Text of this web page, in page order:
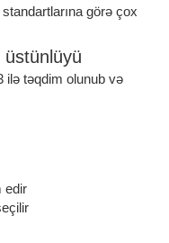
görə çox
üstünlüyü
ilə təqdim olunub və
edir